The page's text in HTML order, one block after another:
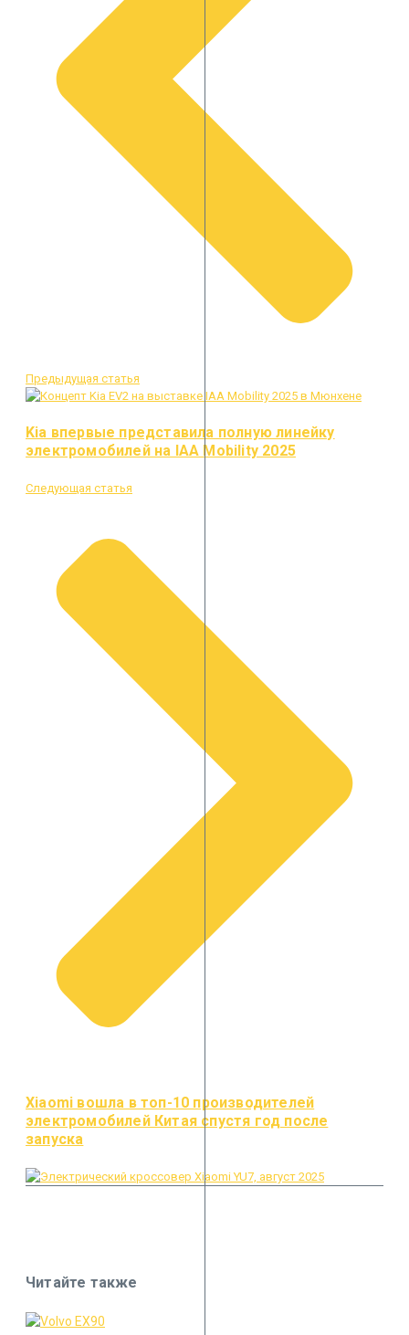
Предыдущая статья
Kia впервые представила полную линейку
электромобилей на IAA Mobility 2025
Следующая статья
Xiaomi вошла в топ-10 производителей
электромобилей Китая спустя год после
запуска
Читайте также